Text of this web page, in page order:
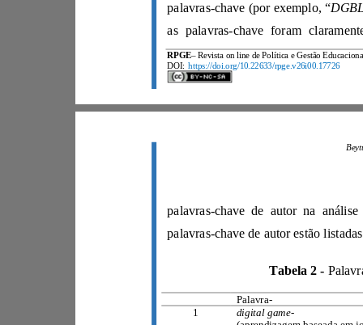
RPGE
DOI: https://doi.org/10.22633/rpge.v26i00.17726
palavras-chave (por exemplo, “
Tabela 2 -
Palavra-
1
digital game-